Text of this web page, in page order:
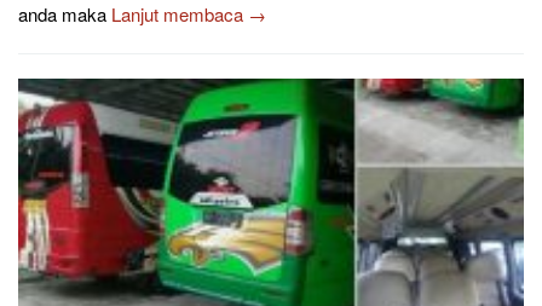
anda maka Lanjut membaca →